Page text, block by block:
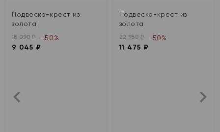
Подвеска-крест из
золота
18 090 ₽
9 045 ₽
-50%
Подвеска-крест из
золота
22 950 ₽
11 475 ₽
-50%